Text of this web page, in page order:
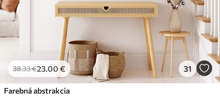
38.33€23.00 € 31
Farebná abstrakcia